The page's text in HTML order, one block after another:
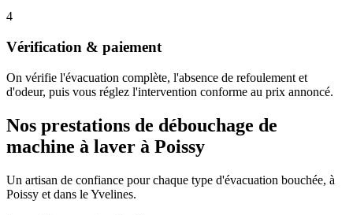
4
Vérification & paiement
On vérifie l'évacuation complète, l'absence de refoulement et
d'odeur, puis vous réglez l'intervention conforme au prix annoncé.
Nos prestations de débouchage de
machine à laver à Poissy
Un artisan de confiance pour chaque type d'évacuation bouchée, à
Poissy et dans le Yvelines.